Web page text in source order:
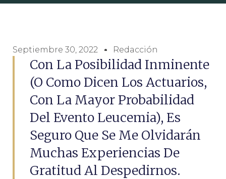
Septiembre 30, 2022 Redacción
Con La Posibilidad Inminente
(o Como Dicen Los Actuarios,
Con La Mayor Probabilidad
Del Evento Leucemia), Es
Seguro Que Se Me Olvidarán
Muchas Experiencias De
Gratitud Al Despedirnos.